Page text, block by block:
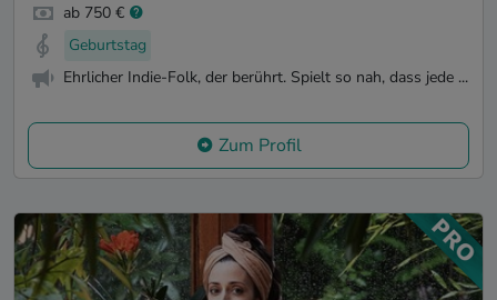
ab 750 €
Geburtstag
Ehrlicher Indie-Folk, der berührt. Spielt so nah, dass jede ...
Zum Profil